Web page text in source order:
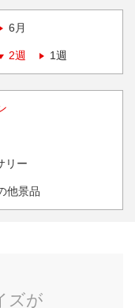
6月
2週 1週
リー
他景品